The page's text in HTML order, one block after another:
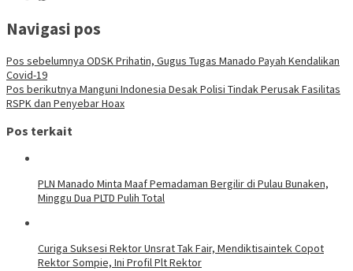
Navigasi pos
Pos sebelumnya ODSK Prihatin, Gugus Tugas Manado Payah Kendalikan
Covid-19
Pos berikutnya Manguni Indonesia Desak Polisi Tindak Perusak Fasilitas
RSPK dan Penyebar Hoax
Pos terkait
PLN Manado Minta Maaf Pemadaman Bergilir di Pulau Bunaken,
Minggu Dua PLTD Pulih Total
Curiga Suksesi Rektor Unsrat Tak Fair, Mendiktisaintek Copot
Rektor Sompie, Ini Profil Plt Rektor